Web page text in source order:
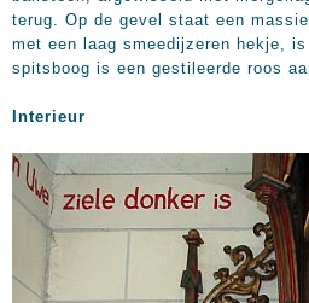
terug. Op de gevel staat een
met een laag smeedijzeren hekje,
spitsboog is een gestileerde roos
Interieur